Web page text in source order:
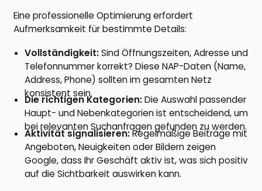
Eine professionelle Optimierung erfordert
Aufmerksamkeit für bestimmte Details:
Vollständigkeit:Sind Öffnungszeiten, Adresse und
Telefonnummer korrekt? Diese NAP-Daten (Name,
Address, Phone) sollten im gesamten Netz
konsistent sein.
Die richtigen Kategorien:Die Auswahl passender
Haupt- und Nebenkategorien ist entscheidend, um
bei relevanten Suchanfragen gefunden zu werden.
Aktivität signalisieren:Regelmäßige Beiträge mit
Angeboten, Neuigkeiten oder Bildern zeigen
Google, dass Ihr Geschäft aktiv ist, was sich positiv
auf die Sichtbarkeit auswirken kann.